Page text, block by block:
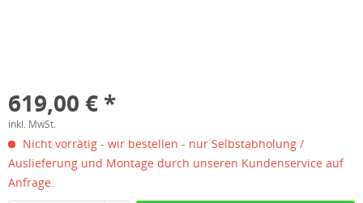
619,00 € *
inkl. MwSt.
Nicht vorrätig - wir bestellen - nur Selbstabholung /
Auslieferung und Montage durch unseren Kundenservice auf
Anfrage.